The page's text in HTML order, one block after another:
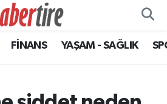
FİNANS YAŞAM - SAĞLIK